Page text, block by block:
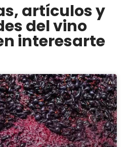
artículos y
del vino
interesarte